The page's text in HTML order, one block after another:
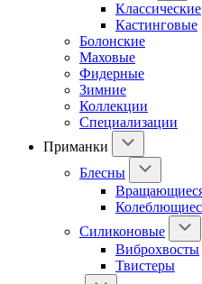
Классические
Кастинговые
Болонские
Маховые
Фидерные
Зимние
Коллекции
Специализации
Приманки
Блесны
Силиконовые
Виброхвосты
Твистеры